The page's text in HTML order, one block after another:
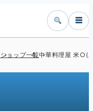
☰
ショップ一覧中華料理屋 米○(